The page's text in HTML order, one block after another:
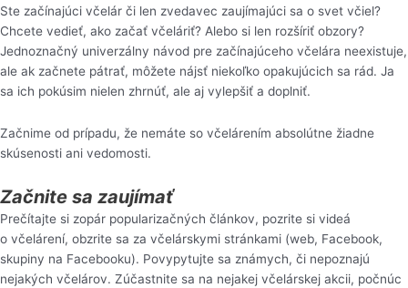
Ste začínajúci včelár či len zvedavec zaujímajúci sa o svet včiel?
Chcete vedieť, ako začať včeláriť? Alebo si len rozšíriť obzory?
Jednoznačný univerzálny návod pre začínajúceho včelára neexistuje,
ale ak začnete pátrať, môžete nájsť niekoľko opakujúcich sa rád. Ja
sa ich pokúsim nielen zhrnúť, ale aj vylepšiť a doplniť.
Začnime od prípadu, že nemáte so včelárením absolútne žiadne
skúsenosti ani vedomosti.
Začnite sa zaujímať
Prečítajte si zopár popularizačných článkov, pozrite si videá
o včelárení, obzrite sa za včelárskymi stránkami (web, Facebook,
skupiny na Facebooku). Povypytujte sa známych, či nepoznajú
nejakých včelárov. Zúčastnite sa na nejakej včelárskej akcii, počnúc